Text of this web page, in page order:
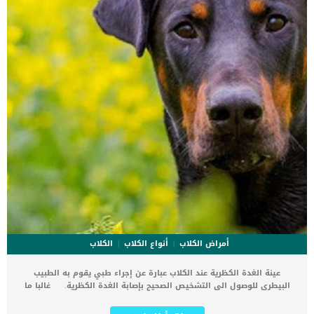
أمراض الكلاب أنواع الكلاب
الكلاب
عينة الغدة الكظرية عند الكلاب عبارة عن إجراء طبي يقوم به الطبيب
البيطرى للوصول الى التشخيص الصحيح بإصابة الغدة الكظرية. غالبا ما
استئصال الغدة الجار درقية عند الكلاب بالتفاصيل وظائف الغدد الكظرية